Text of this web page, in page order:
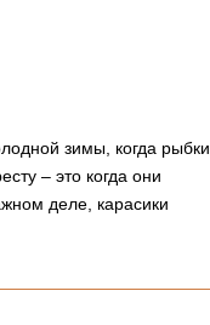
зимы, когда рыбки
– это когда они
деле, карасики